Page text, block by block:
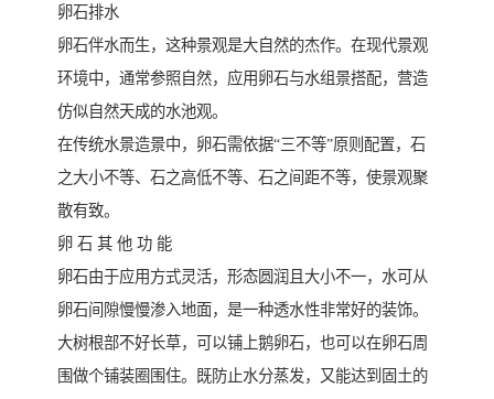
卵石排水
卵石伴水而生，这种景观是大自然的杰作。在现代景观
环境中，通常参照自然，应用卵石与水组景搭配，营造
仿似自然天成的水池观。
在传统水景造景中，卵石需依据“三不等”原则配置，石
之大小不等、石之高低不等、石之间距不等，使景观聚
散有致。
卵 石 其 他 功 能
卵石由于应用方式灵活，形态圆润且大小不一，水可从
卵石间隙慢慢渗入地面，是一种透水性非常好的装饰。
大树根部不好长草，可以铺上鹅卵石，也可以在卵石周
围做个铺装圈围住。既防止水分蒸发，又能达到固土的